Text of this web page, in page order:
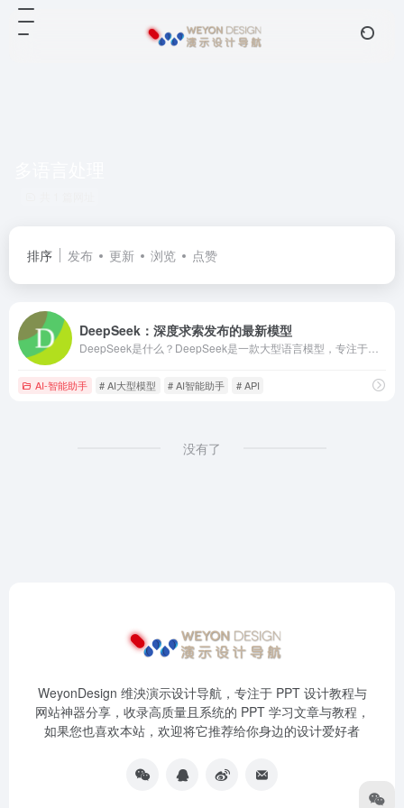
排序 发布 更新 浏览 点赞
DeepSeek：深度求索发布的最新模型
AI-智能助手 # AI大型模型 # AI智能助手 # API
没有了
WeyonDesign 维泱演示设计导航，专注于 PPT 设计教程与
网站神器分享，收录高质量且系统的 PPT 学习文章与教程，
如果您也喜欢本站，欢迎将它推荐给你身边的设计爱好者